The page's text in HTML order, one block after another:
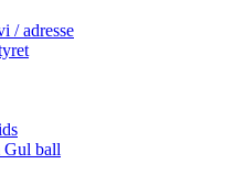
/ adresse
Gul ball